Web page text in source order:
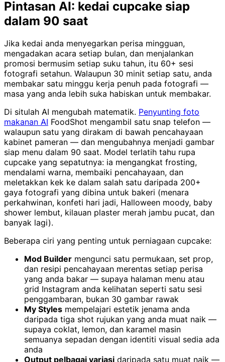
Pintasan AI: kedai cupcake siap
dalam 90 saat
Jika kedai anda menyegarkan perisa mingguan,
mengadakan acara setiap bulan, dan menjalankan
promosi bermusim setiap suku tahun, itu 60+ sesi
fotografi setahun. Walaupun 30 minit setiap satu, anda
membakar satu minggu kerja penuh pada fotografi —
masa yang anda lebih suka habiskan untuk membakar.
Di situlah AI mengubah matematik. Penyunting foto
makanan AI FoodShot mengambil satu snap telefon —
walaupun satu yang dirakam di bawah pencahayaan
kabinet pameran — dan mengubahnya menjadi gambar
siap menu dalam 90 saat. Model terlatih tahu rupa
cupcake yang sepatutnya: ia mengangkat frosting,
mendalami warna, membaiki pencahayaan, dan
meletakkan kek ke dalam salah satu daripada 200+
gaya fotografi yang dibina untuk bakeri (menara
perkahwinan, konfeti hari jadi, Halloween moody, baby
shower lembut, kilauan plaster merah jambu pucat, dan
banyak lagi).
Beberapa ciri yang penting untuk perniagaan cupcake:
Mod Builder mengunci satu permukaan, set prop,
dan resipi pencahayaan merentas setiap perisa
yang anda bakar — supaya halaman menu atau
grid Instagram anda kelihatan seperti satu sesi
penggambaran, bukan 30 gambar rawak
My Styles mempelajari estetik jenama anda
daripada tiga shot rujukan yang anda muat naik —
supaya coklat, lemon, dan karamel masin
semuanya sepadan dengan identiti visual sedia ada
anda
Output pelbagai variasi daripada satu muat naik —